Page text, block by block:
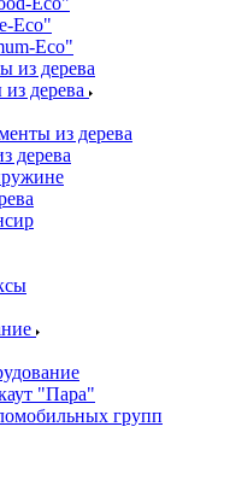
Eco"
Еco"
из дерева
дерева
из дерева
дерева
"Пара"
групп